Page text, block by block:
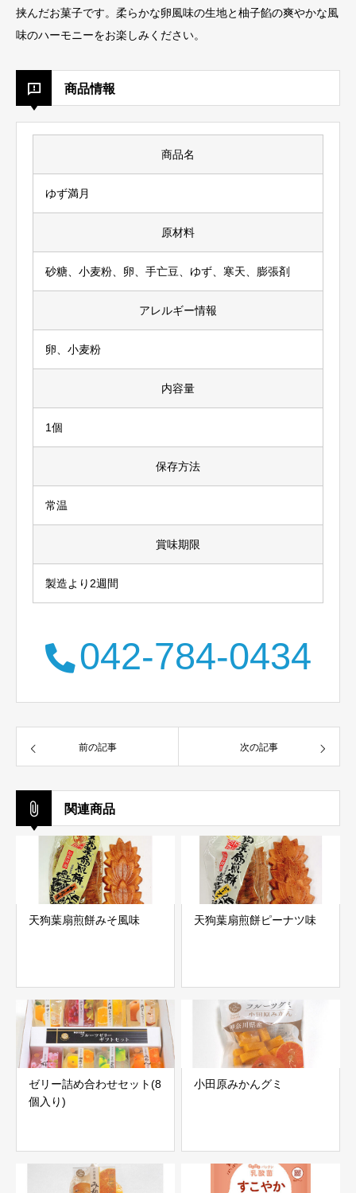
挟んだお菓子です。柔らかな卵風味の生地と柚子餡の爽やかな風
味のハーモニーをお楽しみください。
商品情報
商品名
ゆず満月
原材料
砂糖、小麦粉、卵、手亡豆、ゆず、寒天、膨張剤
アレルギー情報
卵、小麦粉
内容量
1個
保存方法
常温
賞味期限
製造より2週間
042-784-0434
前の記事 次の記事
関連商品
天狗葉扇煎餅みそ風味 天狗葉扇煎餅ピーナツ味
ゼリー詰め合わせセット(8
個入り)
小田原みかんグミ